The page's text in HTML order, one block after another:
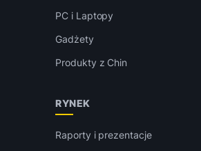
PC i Laptopy
Gadżety
Produkty z Chin
RYNEK
Raporty i prezentacje